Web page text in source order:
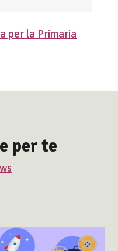
per la Primaria
per te